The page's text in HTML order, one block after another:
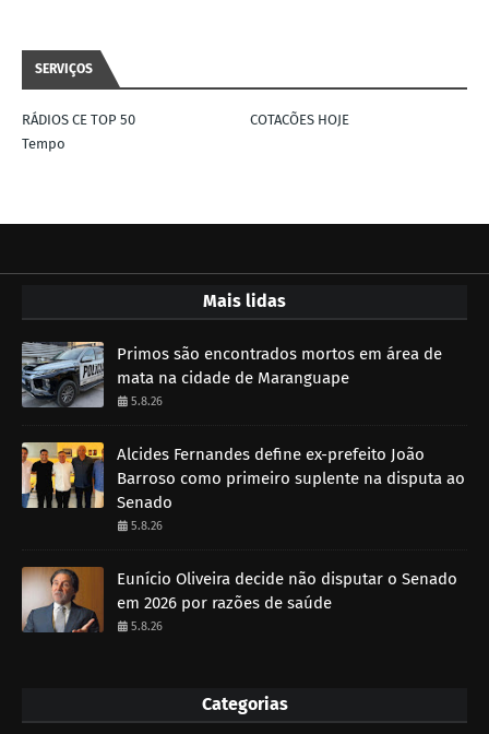
SERVIÇOS
RÁDIOS CE TOP 50
COTACÕES HOJE
Tempo
Mais lidas
Primos são encontrados mortos em área de
mata na cidade de Maranguape
5.8.26
Alcides Fernandes define ex-prefeito João
Barroso como primeiro suplente na disputa ao
Senado
5.8.26
Eunício Oliveira decide não disputar o Senado
em 2026 por razões de saúde
5.8.26
Categorias